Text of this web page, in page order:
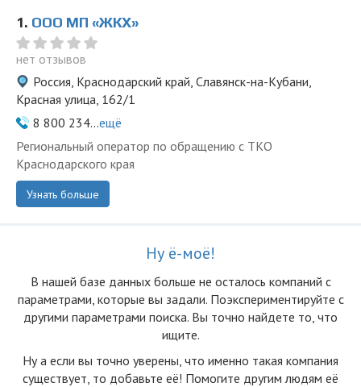
1. ООО МП «ЖКХ»
нет отзывов
Россия, Краснодарский край, Славянск-на-Кубани,
Красная улица, 162/1
8 800 234...ещё
Региональный оператор по обращению с ТКО
Краснодарского края
Узнать больше
Ну ё-моё!
В нашей базе данных больше не осталоcь компаний с
параметрами, которые вы задали. Поэкспериментируйте с
другими параметрами поиска. Вы точно найдете то, что
ищите.
Ну а если вы точно уверены, что именно такая компания
существует, то добавьте её! Помогите другим людям её